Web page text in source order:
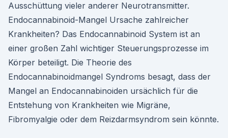
Ausschüttung vieler anderer Neurotransmitter.
Endocannabinoid-Mangel Ursache zahlreicher
Krankheiten? Das Endocannabinoid System ist an
einer großen Zahl wichtiger Steuerungsprozesse im
Körper beteiligt. Die Theorie des
Endocannabinoidmangel Syndroms besagt, dass der
Mangel an Endocannabinoiden ursächlich für die
Entstehung von Krankheiten wie Migräne,
Fibromyalgie oder dem Reizdarmsyndrom sein könnte.